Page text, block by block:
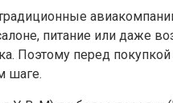
питание или даже
Поэтому перед
шаге.